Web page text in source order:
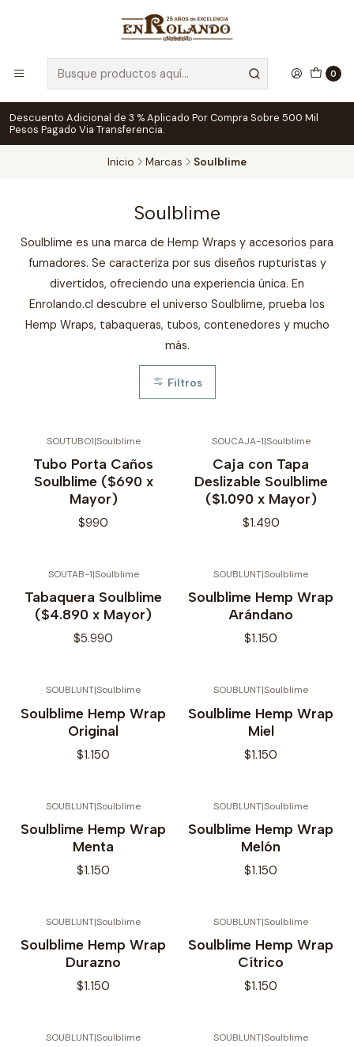
0
Descuento Adicional de 3 % Aplicado Por Compra Sobre 500 Mil
Pesos Pagado Via Transferencia.
Inicio Marcas Soulblime
Soulblime
Soulblime es una marca de Hemp Wraps y accesorios para
fumadores. Se caracteriza por sus diseños rupturistas y
divertidos, ofreciendo una experiencia única. En
Enrolando.cl descubre el universo Soulblime, prueba los
Hemp Wraps, tabaqueras, tubos, contenedores y mucho
más.
Filtros
SOUTUBO1|Soulblime
Tubo Porta Caños
Soulblime ($690 x
Mayor)
$990
SOUCAJA-1|Soulblime
Caja con Tapa
Deslizable Soulblime
($1.090 x Mayor)
$1.490
SOUTAB-1|Soulblime
Tabaquera Soulblime
($4.890 x Mayor)
$5.990
SOUBLUNT|Soulblime
Soulblime Hemp Wrap
Arándano
$1.150
SOUBLUNT|Soulblime
Soulblime Hemp Wrap
Original
$1.150
SOUBLUNT|Soulblime
Soulblime Hemp Wrap
Miel
$1.150
SOUBLUNT|Soulblime
Soulblime Hemp Wrap
Menta
$1.150
SOUBLUNT|Soulblime
Soulblime Hemp Wrap
Melón
$1.150
SOUBLUNT|Soulblime
Soulblime Hemp Wrap
Durazno
$1.150
SOUBLUNT|Soulblime
Soulblime Hemp Wrap
Cítrico
$1.150
SOUBLUNT|Soulblime SOUBLUNT|Soulblime